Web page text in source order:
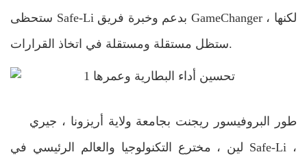
ستحظى Safe-Li بدعم وخبرة فريق GameChanger ، لكنها
ستظل مستقلة ومستقلة في اتخاذ القرارات.
طور البروفيسور ريجنت بجامعة ولاية أريزونا ، جيري
لين ، مخترع التكنولوجيا والعالم الرئيسي في Safe-Li ،